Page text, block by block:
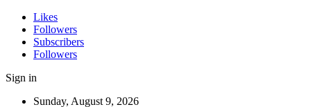
Likes
Followers
Subscribers
Followers
Sign in
Sunday, August 9, 2026